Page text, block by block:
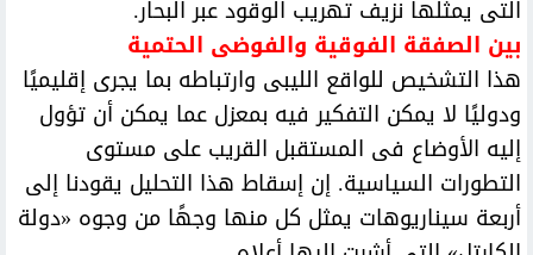
التى يمثلها نزيف تهريب الوقود عبر البحار.
بين الصفقة الفوقية والفوضى الحتمية
هذا التشخيص للواقع الليبى وارتباطه بما يجرى إقليميًا
ودوليًا لا يمكن التفكير فيه بمعزل عما يمكن أن تؤول
إليه الأوضاع فى المستقبل القريب على مستوى
التطورات السياسية. إن إسقاط هذا التحليل يقودنا إلى
أربعة سيناريوهات يمثل كل منها وجهًا من وجوه «دولة